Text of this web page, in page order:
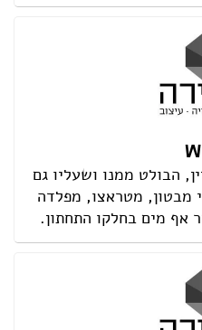
הבולט ממנו ושעליו גם
מבטון, מטראצו, מפלדה
אף מים בחלקו התחתון.